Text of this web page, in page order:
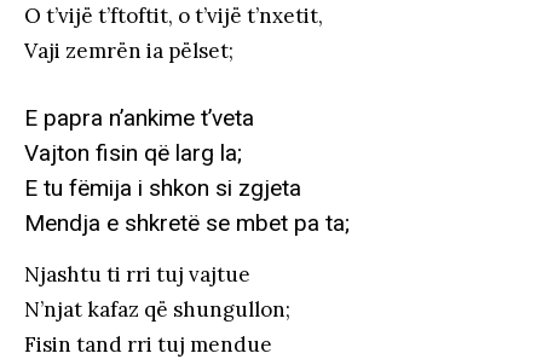
O t’vijë t’ftoftit, o t’vijë t’nxetit,
Vaji zemrën ia pëlset;
E papra n’ankime t’veta
Vajton fisin që larg la;
E tu fëmija i shkon si zgjeta
Mendja e shkretë se mbet pa ta;
Njashtu ti rri tuj vajtue
N’njat kafaz që shungullon;
Fisin tand rri tuj mendue